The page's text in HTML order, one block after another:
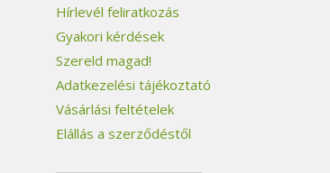
Hírlevél feliratkozás
Gyakori kérdések
Szereld magad!
Adatkezelési tájékoztató
Vásárlási feltételek
Elállás a szerződéstől